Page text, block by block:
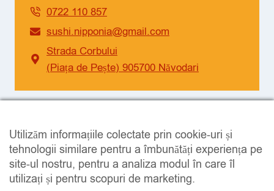
0722 110 857
sushi.nipponia@gmail.com
Strada Corbului
(Piața de Pește) 905700 Năvodari
Facebook
Instagram
Utilizăm informațiile colectate prin cookie-uri și
tehnologii similare pentru a îmbunătăți experiența pe
site-ul nostru, pentru a analiza modul în care îl
utilizați și pentru scopuri de marketing.